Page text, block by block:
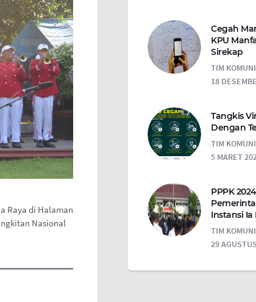
Raya di Halaman
Nasional
Cegah
KPU
Sirekap
TIM
18
Tangkis
Dengan
TIM
5 MARET
PPPK
Instansi Ia
TIM
29